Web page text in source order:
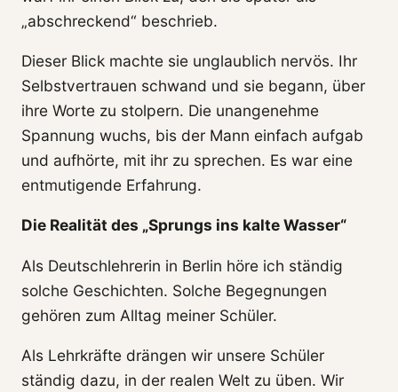
„abschreckend“ beschrieb.
Dieser Blick machte sie unglaublich nervös. Ihr
Selbstvertrauen schwand und sie begann, über
ihre Worte zu stolpern. Die unangenehme
Spannung wuchs, bis der Mann einfach aufgab
und aufhörte, mit ihr zu sprechen. Es war eine
entmutigende Erfahrung.
Die Realität des „Sprungs ins kalte Wasser“
Als Deutschlehrerin in Berlin höre ich ständig
solche Geschichten. Solche Begegnungen
gehören zum Alltag meiner Schüler.
Als Lehrkräfte drängen wir unsere Schüler
ständig dazu, in der realen Welt zu üben. Wir